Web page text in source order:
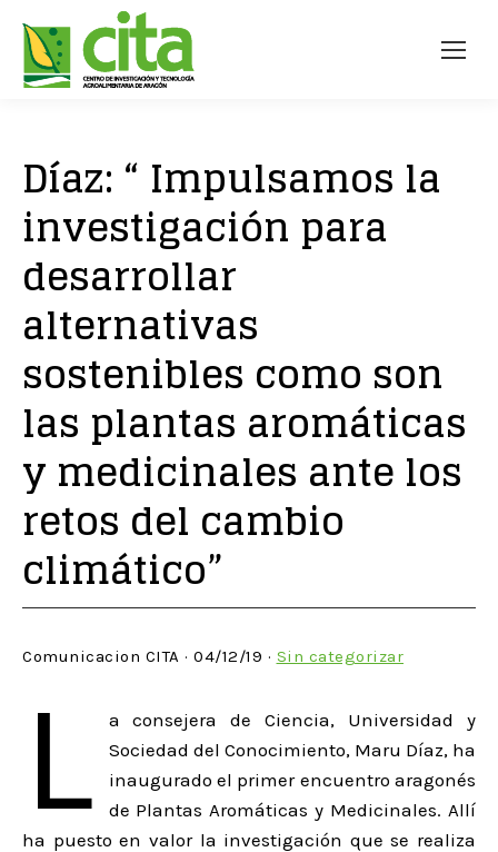
Díaz: “ Impulsamos la
investigación para
desarrollar
alternativas
sostenibles como son
las plantas aromáticas
y medicinales ante los
retos del cambio
climático”
Comunicacion CITA · 04/12/19 · Sin categorizar
L
a consejera de Ciencia, Universidad y
Sociedad del Conocimiento, Maru Díaz, ha
inaugurado el primer encuentro aragonés
de Plantas Aromáticas y Medicinales. Allí
ha puesto en valor la investigación que se realiza